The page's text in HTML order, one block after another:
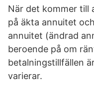
När det kommer till
på äkta annuitet
annuitet (ändrad
beroende på om
betalningstillfällen
varierar.